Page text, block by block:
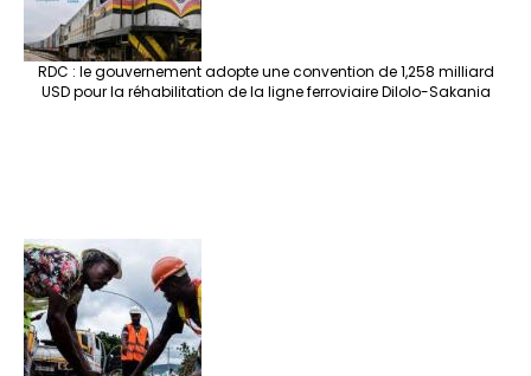
RDC : le gouvernement adopte une convention de 1,258 milliard
USD pour la réhabilitation de la ligne ferroviaire Dilolo-Sakania